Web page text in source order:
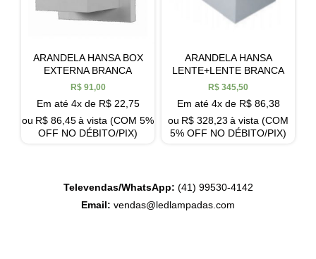
ARANDELA HANSA BOX
EXTERNA BRANCA
R$91,00
Em até 4x de R$22,75
ou R$ 86,45à vista (COM 5%
OFF NO DÉBITO/PIX)
ARANDELA HANSA
LENTE+LENTE BRANCA
R$ 345,50
Em até 4x de R$86,38
ou R$ 328,23 à vista (COM
5% OFF NO DÉBITO/PIX)
Televendas/WhatsApp: (41) 99530-4142
Email: vendas@ledlampadas.com